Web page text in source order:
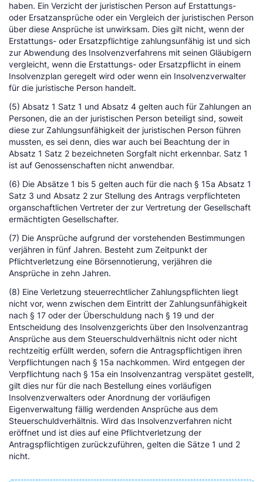
haben. Ein Verzicht der juristischen Person auf Erstattungs-
oder Ersatzansprüche oder ein Vergleich der juristischen Person
über diese Ansprüche ist unwirksam. Dies gilt nicht, wenn der
Erstattungs- oder Ersatzpflichtige zahlungsunfähig ist und sich
zur Abwendung des Insolvenzverfahrens mit seinen Gläubigern
vergleicht, wenn die Erstattungs- oder Ersatzpflicht in einem
Insolvenzplan geregelt wird oder wenn ein Insolvenzverwalter
für die juristische Person handelt.
(5) Absatz 1 Satz 1 und Absatz 4 gelten auch für Zahlungen an
Personen, die an der juristischen Person beteiligt sind, soweit
diese zur Zahlungsunfähigkeit der juristischen Person führen
mussten, es sei denn, dies war auch bei Beachtung der in
Absatz 1 Satz 2 bezeichneten Sorgfalt nicht erkennbar. Satz 1
ist auf Genossenschaften nicht anwendbar.
(6) Die Absätze 1 bis 5 gelten auch für die nach § 15a Absatz 1
Satz 3 und Absatz 2 zur Stellung des Antrags verpflichteten
organschaftlichen Vertreter der zur Vertretung der Gesellschaft
ermächtigten Gesellschafter.
(7) Die Ansprüche aufgrund der vorstehenden Bestimmungen
verjähren in fünf Jahren. Besteht zum Zeitpunkt der
Pflichtverletzung eine Börsennotierung, verjähren die
Ansprüche in zehn Jahren.
(8) Eine Verletzung steuerrechtlicher Zahlungspflichten liegt
nicht vor, wenn zwischen dem Eintritt der Zahlungsunfähigkeit
nach § 17 oder der Überschuldung nach § 19 und der
Entscheidung des Insolvenzgerichts über den Insolvenzantrag
Ansprüche aus dem Steuerschuldverhältnis nicht oder nicht
rechtzeitig erfüllt werden, sofern die Antragspflichtigen ihren
Verpflichtungen nach § 15a nachkommen. Wird entgegen der
Verpflichtung nach § 15a ein Insolvenzantrag verspätet gestellt,
gilt dies nur für die nach Bestellung eines vorläufigen
Insolvenzverwalters oder Anordnung der vorläufigen
Eigenverwaltung fällig werdenden Ansprüche aus dem
Steuerschuldverhältnis. Wird das Insolvenzverfahren nicht
eröffnet und ist dies auf eine Pflichtverletzung der
Antragspflichtigen zurückzuführen, gelten die Sätze 1 und 2
nicht.